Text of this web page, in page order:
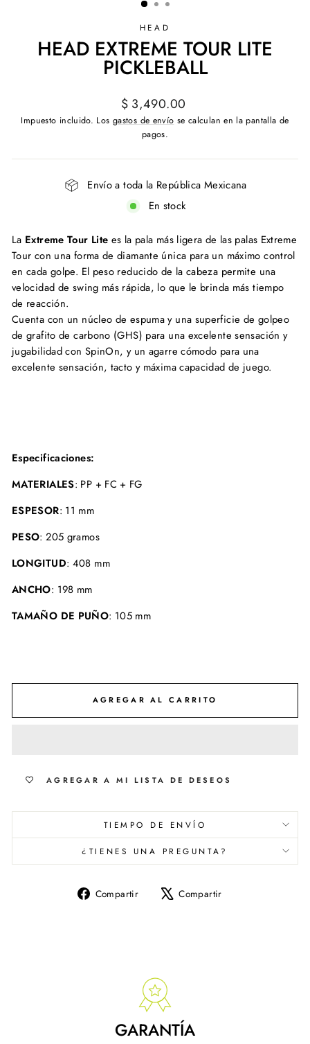
HEAD
HEAD EXTREME TOUR LITE
PICKLEBALL
Precio
habitual
$ 3,490.00
Impuesto incluido. Los gastos de envío se calculan en la pantalla de
pagos.
Envío a toda la República Mexicana
En stock
La Extreme Tour Lite es la pala más ligera de las palas Extreme
Tour con una forma de diamante única para un máximo control
en cada golpe. El peso reducido de la cabeza permite una
velocidad de swing más rápida, lo que le brinda más tiempo
de reacción.
Cuenta con un núcleo de espuma y una superficie de golpeo
de grafito de carbono (GHS) para una excelente sensación y
jugabilidad con SpinOn, y un agarre cómodo para una
excelente sensación, tacto y máxima capacidad de juego.
Especificaciones:
MATERIALES: PP + FC + FG
ESPESOR: 11 mm
PESO:205 gramos
LONGITUD: 408 mm
ANCHO: 198 mm
TAMAÑO DE PUÑO: 105 mm
AGREGAR AL CARRITO
AGREGAR A MI LISTA DE DESEOS
TIEMPO DE ENVÍO
¿TIENES UNA PREGUNTA?
Compartir
CompartirCompartir
GARANTÍA